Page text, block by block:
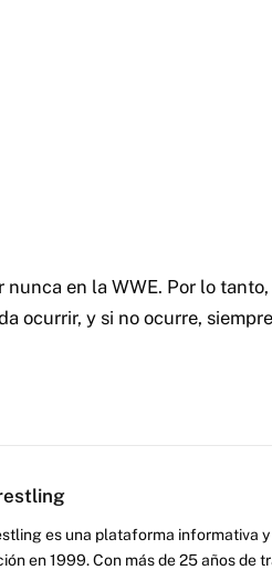
nunca en la WWE. Por lo
ocurrir, y si no ocurre,
es una plataforma informativa
en 1999. Con más de 25 años de